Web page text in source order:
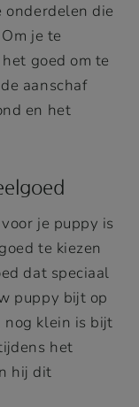
onderdelen die
je te
goed om te
aanschaf
en het
je puppy is
te kiezen
dat speciaal
puppy bijt op
nog klein is bijt
het
hij dit